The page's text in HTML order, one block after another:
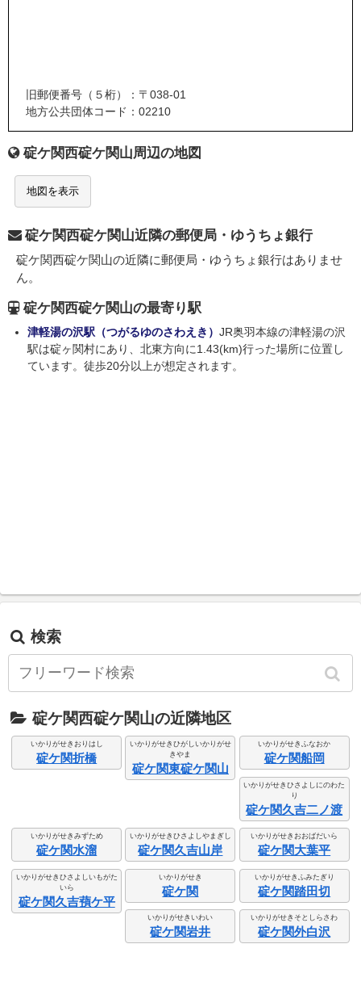
旧郵便番号（５桁）：〒038-01
地方公共団体コード：02210
碇ケ関西碇ケ関山周辺の地図
地図を表示
碇ケ関西碇ケ関山近隣の郵便局・ゆうちょ銀行
碇ケ関西碇ケ関山の近隣に郵便局・ゆうちょ銀行はありませ
ん。
碇ケ関西碇ケ関山の最寄り駅
津軽湯の沢駅（つがるゆのさわえき） JR奥羽本線の津軽湯の沢
駅は碇ヶ関村にあり、北東方向に1.43(km)行った場所に位置し
ています。徒歩20分以上が想定されます。
検索
碇ケ関西碇ケ関山の近隣地区
いかりがせきおりはし
碇ケ関折橋
いかりがせきひがしいかりがせ
きやま
碇ケ関東碇ケ関山
いかりがせきふなおか
碇ケ関船岡
いかりがせきひさよしにのわた
り
碇ケ関久吉二ノ渡
いかりがせきみずため
碇ケ関水溜
いかりがせきひさよしやまぎし
碇ケ関久吉山岸
いかりがせきおおばだいら
碇ケ関大葉平
いかりがせきひさよしいもがた
いら
碇ケ関久吉蕷ケ平
いかりがせき
碇ケ関
いかりがせきふみたぎり
碇ケ関踏田切
いかりがせきいわい
碇ケ関岩井
いかりがせきそとしらさわ
碇ケ関外白沢